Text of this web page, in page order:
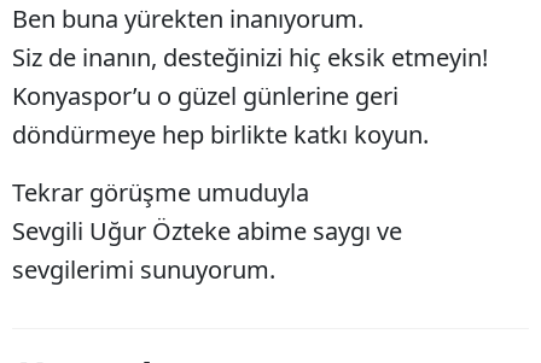
Iğdır
Yalova
Karabük
Osmaniye
Ben buna yürekten inanıyorum.
Siz de inanın, desteğinizi hiç eksik etmeyin!
Konyaspor’u o güzel günlerine geri
döndürmeye hep birlikte katkı koyun.
Tekrar görüşme umuduyla
Sevgili Uğur Özteke abime saygı ve
sevgilerimi sunuyorum.